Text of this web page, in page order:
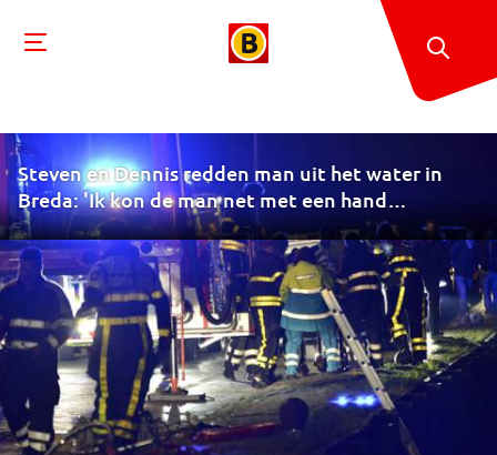
Steven en Dennis redden man uit het water in
Breda: 'Ik kon de man net met een hand
vasthouden'